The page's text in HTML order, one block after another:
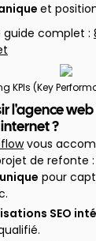
et
complet :
KPIs (Key
l'agence
?
vous
de refonte :
pour
SEO